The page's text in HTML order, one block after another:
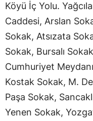
Köyü İç Yolu.
Caddesi, Arslan
Sokak, Atsızata
Sokak, Bursalı
Cumhuriyet
Kostak Sokak, M.
Paşa Sokak,
Yenen Sokak,